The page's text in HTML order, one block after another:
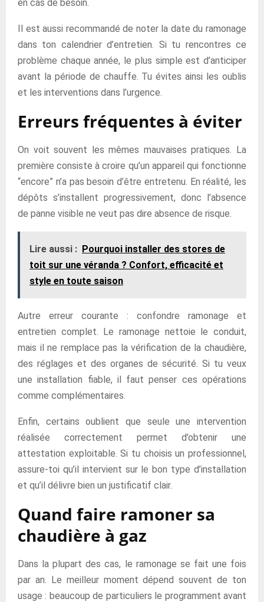
en cas de besoin.
Il est aussi recommandé de noter la date du ramonage
dans ton calendrier d’entretien. Si tu rencontres ce
problème chaque année, le plus simple est d’anticiper
avant la période de chauffe. Tu évites ainsi les oublis
et les interventions dans l’urgence.
Erreurs fréquentes à éviter
On voit souvent les mêmes mauvaises pratiques. La
première consiste à croire qu’un appareil qui fonctionne
“encore” n’a pas besoin d’être entretenu. En réalité, les
dépôts s’installent progressivement, donc l’absence
de panne visible ne veut pas dire absence de risque.
Lire aussi : Pourquoi installer des stores de
toit sur une véranda ? Confort, efficacité et
style en toute saison
Autre erreur courante : confondre ramonage et
entretien complet. Le ramonage nettoie le conduit,
mais il ne remplace pas la vérification de la chaudière,
des réglages et des organes de sécurité. Si tu veux
une installation fiable, il faut penser ces opérations
comme complémentaires.
Enfin, certains oublient que seule une intervention
réalisée correctement permet d’obtenir une
attestation exploitable. Si tu choisis un professionnel,
assure-toi qu’il intervient sur le bon type d’installation
et qu’il délivre bien un justificatif clair.
Quand faire ramoner sa
chaudière à gaz
Dans la plupart des cas, le ramonage se fait une fois
par an. Le meilleur moment dépend souvent de ton
usage : beaucoup de particuliers le programment avant